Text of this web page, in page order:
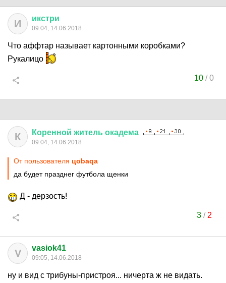
И икстри
09:04, 14.06.2018
Что аффтар называет картонными коробками?
Рукалицо
10 /0
К Коренной житель окадема
09:04, 14.06.2018
От пользователя цоbaqa
да будет празднег футбола щенки
Д - дерзость!
3/ 2
V vasiok41
09:05, 14.06.2018
ну и вид с трибуны-пристроя... ничерта ж не видать.